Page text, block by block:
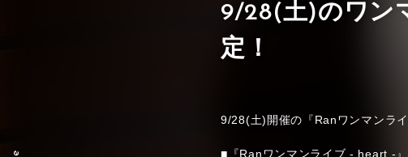
9/28(土)のワン
定！
9/28(土)開催の『Ranワンマンラ
■『Ranワンマンライブ - heart -